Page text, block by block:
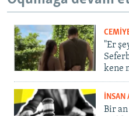
"Er
kene
İNSAN
Bir an